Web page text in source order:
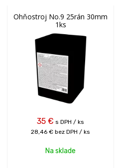
Ohňostroj No.9 25rán 30mm
1ks
35 € s DPH / ks
28,46 € bez DPH / ks
Na sklade